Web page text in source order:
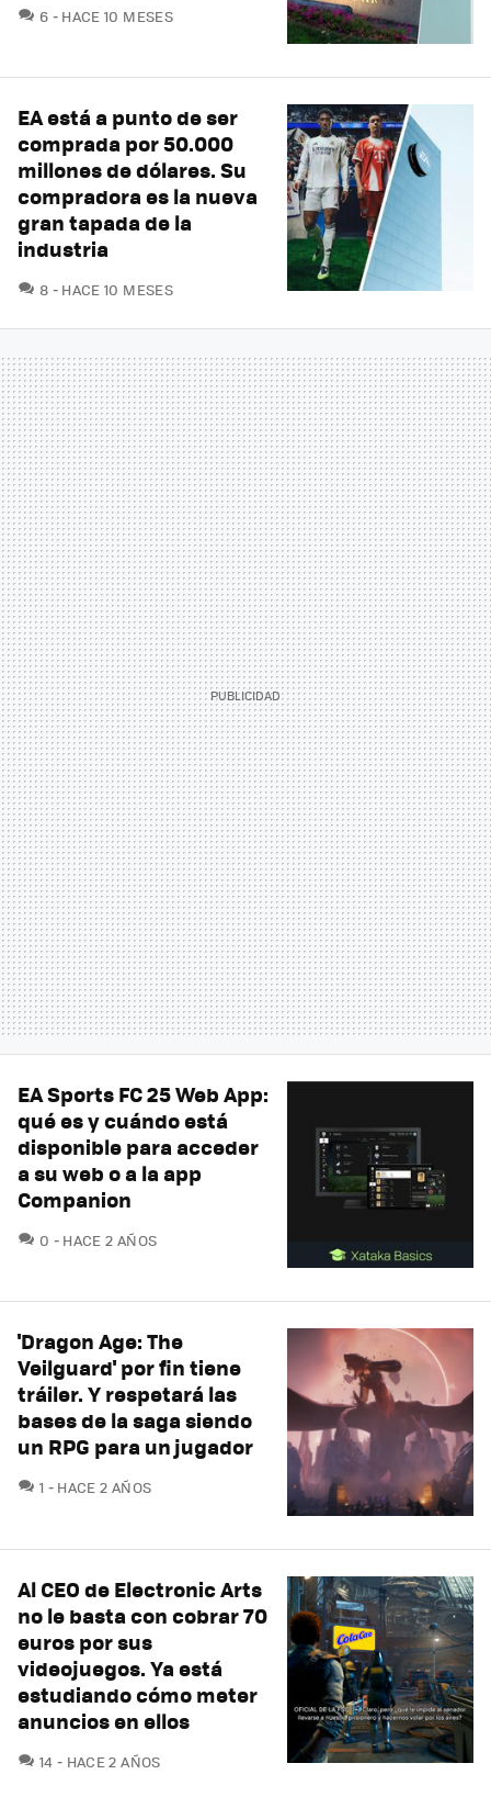
6 COMENTARIOS
HACE 10 MESES
EA está a punto de ser
comprada por 50.000
millones de dólares. Su
compradora es la nueva
gran tapada de la
industria
8 COMENTARIOS
HACE 10 MESES
EA Sports FC 25 Web App:
qué es y cuándo está
disponible para acceder
a su web o a la app
Companion
0 COMENTARIOS
HACE 2 AÑOS
'Dragon Age: The
Veilguard' por fin tiene
tráiler. Y respetará las
bases de la saga siendo
un RPG para un jugador
1 COMENTARIOS
HACE 2 AÑOS
Al CEO de Electronic Arts
no le basta con cobrar 70
euros por sus
videojuegos. Ya está
estudiando cómo meter
anuncios en ellos
14 COMENTARIOS
HACE 2 AÑOS